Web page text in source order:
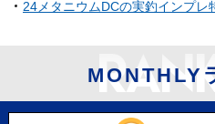
MONTHLY